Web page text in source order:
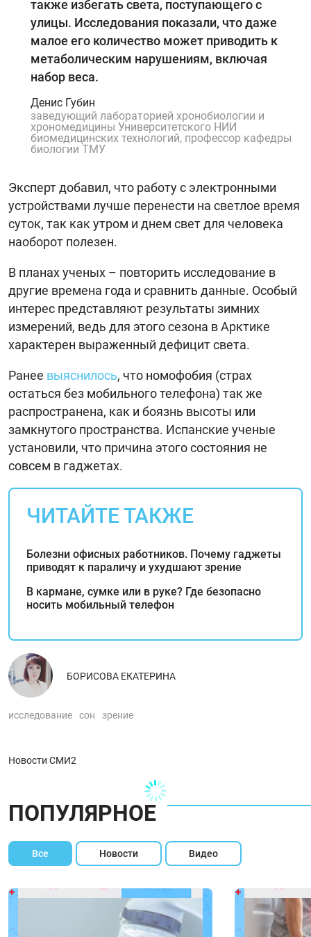
также избегать света, поступающего с
улицы. Исследования показали, что даже
малое его количество может приводить к
метаболическим нарушениям, включая
набор веса.
Денис Губин
заведующий лабораторией хронобиологии и
хрономедицины Университетского НИИ
биомедицинских технологий, профессор кафедры
биологии ТМУ
Эксперт добавил, что работу с электронными
устройствами лучше перенести на светлое время
суток, так как утром и днем свет для человека
наоборот полезен.
В планах ученых – повторить исследование в
другие времена года и сравнить данные. Особый
интерес представляют результаты зимних
измерений, ведь для этого сезона в Арктике
характерен выраженный дефицит света.
Ранее выяснилось, что номофобия (страх
остаться без мобильного телефона) так же
распространена, как и боязнь высоты или
замкнутого пространства. Испанские ученые
установили, что причина этого состояния не
совсем в гаджетах.
ЧИТАЙТЕ ТАКЖЕ
Болезни офисных работников. Почему гаджеты
приводят к параличу и ухудшают зрение
В кармане, сумке или в руке? Где безопасно
носить мобильный телефон
БОРИСОВА ЕКАТЕРИНА
исследование сон зрение
Новости СМИ2
ПОПУЛЯРНОЕ
Все Новости Видео